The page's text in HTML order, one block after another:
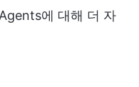
에 대해 더 자